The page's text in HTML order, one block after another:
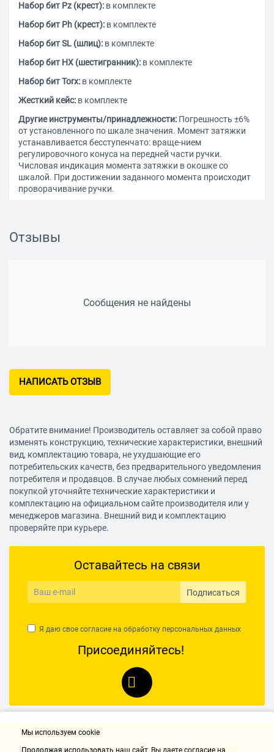
Набор бит Pz (крест): в комплекте
Набор бит Ph (крест): в комплекте
Набор бит SL (шлиц): в комплекте
Набор бит HX (шестигранник): в комплекте
Набор бит Torx: в комплекте
Жесткий кейс: в комплекте
Другие инструменты/принадлежности: Погрешность ±6%
от установленного по шкале значения. Момент затяжки
устанавливается бесступенчато: враще-нием
регулировочного конуса на передней части ручки.
Числовая индикация момента затяжки в окошке со
шкалой. При достижении заданного момента происходит
проворачивание ручки.
Отзывы
Сообщения не найдены
НАПИСАТЬ ОТЗЫВ
Обратите внимание! Производитель оставляет за собой право
изменять конструкцию, технические характеристики, внешний
вид, комплектацию товара, не ухудшающие его
потребительских качеств, без предварительного уведомления
потребителя и продавцов. В случае любых сомнений перед
покупкой уточняйте технические характеристики и
комплектацию на официальном сайте производителя или у
менеджеров магазина. Внешний вид и комплектацию
проверяйте при курьере.
Оставайтесь на связи
Подписаться
Я даю свое согласие на обработку персональных данных
Присоединяйтесь!
Мы используем cookie
Продолжая использовать наш cайт, Вы даете согласие на